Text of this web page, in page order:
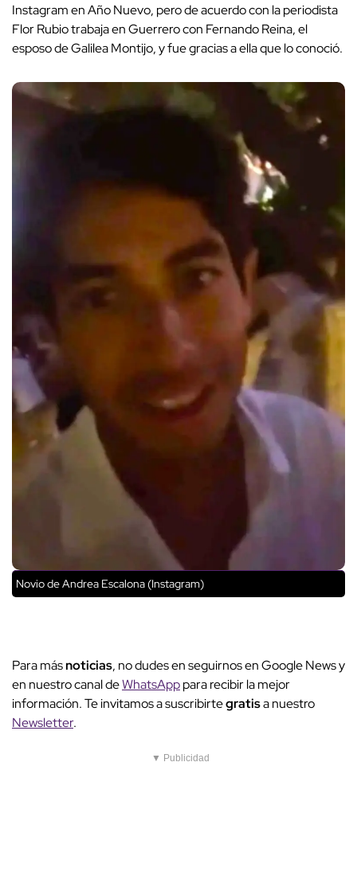
Instagram en Año Nuevo, pero de acuerdo con la periodista
Flor Rubio trabaja en Guerrero con Fernando Reina, el
esposo de Galilea Montijo, y fue gracias a ella que lo conoció.
Novio de Andrea Escalona (Instagram)
Para másnoticias, no dudes en seguirnos en Google News y
en nuestro canal deWhatsApppara recibir la mejor
información. Te invitamos a suscribirtegratisa nuestro
Newsletter.
▼ Publicidad